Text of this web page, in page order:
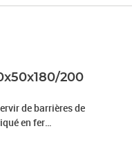
200
de barrières de
et avec un